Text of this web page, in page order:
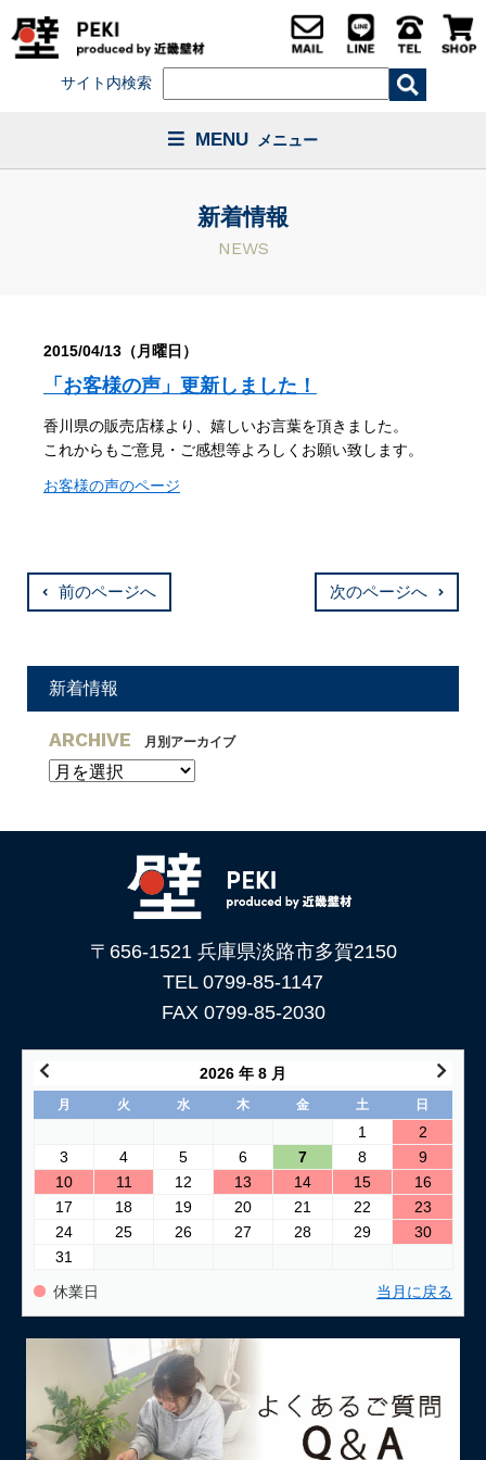
サイト内検索
MENU メニュー
新着情報
NEWS
2015/04/13（月曜日）
「お客様の声」更新しました！
香川県の販売店様より、嬉しいお言葉を頂きました。
これからもご意見・ご感想等よろしくお願い致します。
お客様の声のページ
前のページへ 次のページへ
新着情報
ARCHIVE 月別アーカイブ
〒656-1521 兵庫県淡路市多賀2150
TEL 0799-85-1147
FAX 0799-85-2030
2026 年 8 月
月 火 水 木 金 土 日
1
2
3
4 5 6 7 8
9
10
11 12 13 14 15
16
17
18 19 20 21 22
23
24
25 26 27 28 29
30
31
休業日 当月に戻る